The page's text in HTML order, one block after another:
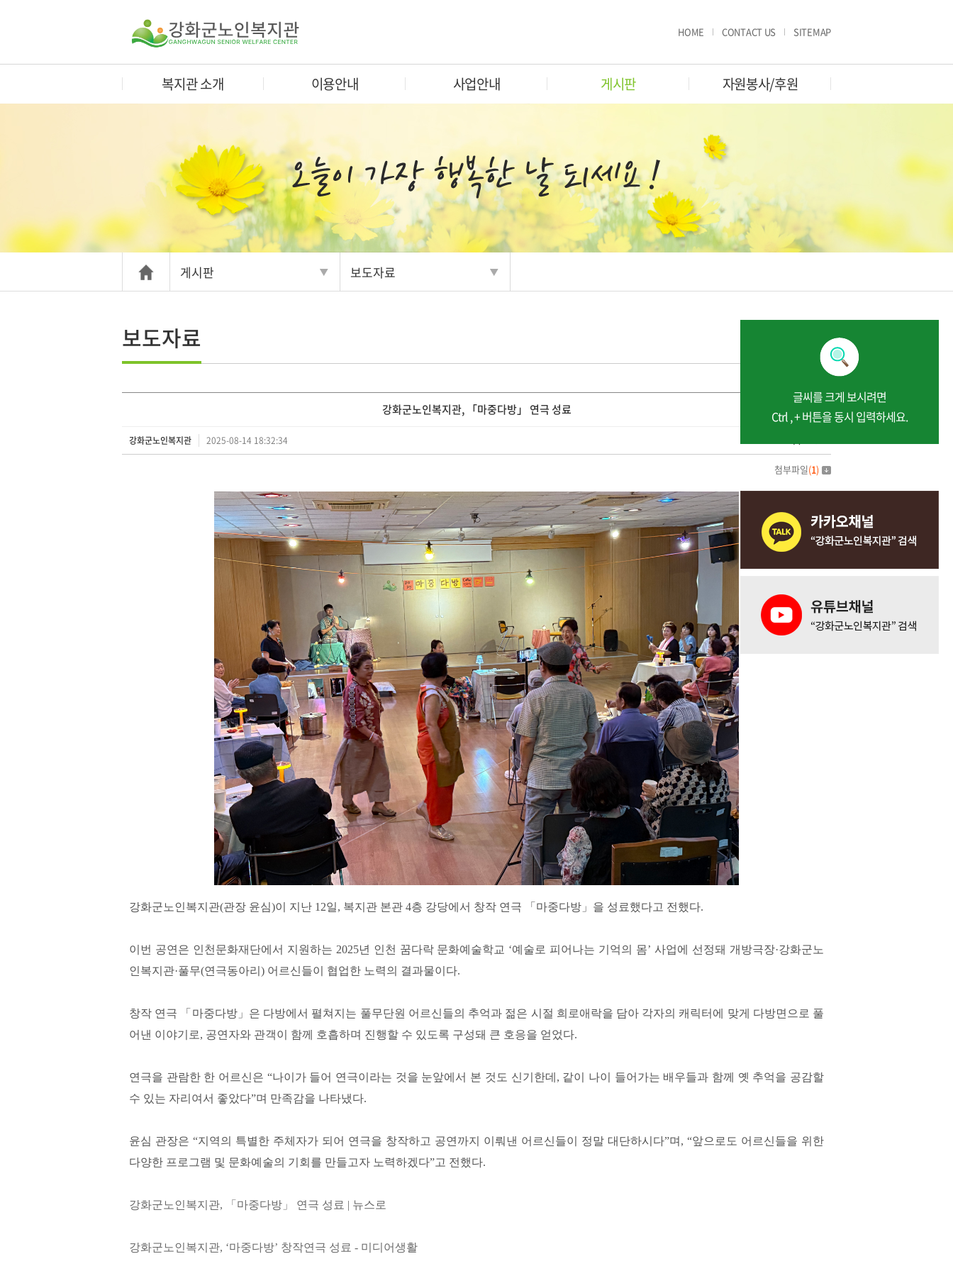
HOME CONTACT US SITEMAP
복지관 소개 이용안내 사업안내 게시판 자원봉사/후원
게시판 보도자료
보도자료
강화군노인복지관, 「마중다방」 연극 성료
강화군노인복지관 2025-08-14 18:32:34
첨부파일(1)
강화군노인복지관(관장 윤심)이 지난 12일, 복지관 본관 4층 강당에서 창작 연극 「마중다방」을 성료했다고 전했다.
이번 공연은 인천문화재단에서 지원하는 2025년 인천 꿈다락 문화예술학교 ‘예술로 피어나는 기억의 몸’ 사업에 선정돼 개방극장·강화군노
인복지관·풀무(연극동아리) 어르신들이 협업한 노력의 결과물이다.
창작 연극 「마중다방」은 다방에서 펼쳐지는 풀무단원 어르신들의 추억과 젊은 시절 희로애락을 담아 각자의 캐릭터에 맞게 다방면으로 풀
어낸 이야기로, 공연자와 관객이 함께 호흡하며 진행할 수 있도록 구성돼 큰 호응을 얻었다.
연극을 관람한 한 어르신은 “나이가 들어 연극이라는 것을 눈앞에서 본 것도 신기한데, 같이 나이 들어가는 배우들과 함께 옛 추억을 공감할
수 있는 자리여서 좋았다”며 만족감을 나타냈다.
윤심 관장은 “지역의 특별한 주체자가 되어 연극을 창작하고 공연까지 이뤄낸 어르신들이 정말 대단하시다”며, “앞으로도 어르신들을 위한
다양한 프로그램 및 문화예술의 기회를 만들고자 노력하겠다”고 전했다.
강화군노인복지관, 「마중다방」 연극 성료 | 뉴스로
강화군노인복지관, ‘마중다방’ 창작연극 성료 - 미디어생활
글씨를 크게 보시려면
Ctrl , + 버튼을 동시 입력하세요.